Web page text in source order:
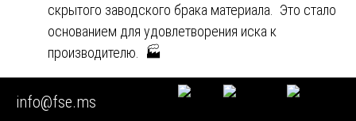
скрытого заводского брака материала. Это стало
основанием для удовлетворения иска к
производителю. 🏭
Глава 12. Практический кейс №5: Термическая
смерть из-за неисправности системы охлаждения
info@fse.ms